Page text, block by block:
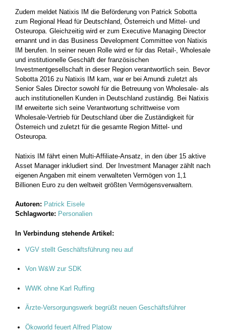
Zudem meldet Natixis IM die Beförderung von Patrick Sobotta
zum Regional Head für Deutschland, Österreich und Mittel- und
Osteuropa. Gleichzeitig wird er zum Executive Managing Director
ernannt und in das Business Development Committee von Natixis
IM berufen. In seiner neuen Rolle wird er für das Retail-, Wholesale
und institutionelle Geschäft der französischen
Investmentgesellschaft in dieser Region verantwortlich sein. Bevor
Sobotta 2016 zu Natixis IM kam, war er bei Amundi zuletzt als
Senior Sales Director sowohl für die Betreuung von Wholesale- als
auch institutionellen Kunden in Deutschland zuständig. Bei Natixis
IM erweiterte sich seine Verantwortung schrittweise vom
Wholesale-Vertrieb für Deutschland über die Zuständigkeit für
Österreich und zuletzt für die gesamte Region Mittel- und
Osteuropa.
Natixis IM fährt einen Multi-Affiliate-Ansatz, in den über 15 aktive
Asset Manager inkludiert sind. Der Investment Manager zählt nach
eigenen Angaben mit einem verwalteten Vermögen von 1,1
Billionen Euro zu den weltweit größten Vermögensverwaltern.
Autoren: Patrick Eisele
Schlagworte: Personalien
In Verbindung stehende Artikel:
VGV stellt Geschäftsführung neu auf
Von W&W zur SDK
WWK ohne Karl Ruffing
Ärzte-Versorgungswerk begrüßt neuen Geschäftsführer
Ökoworld feuert Alfred Platow